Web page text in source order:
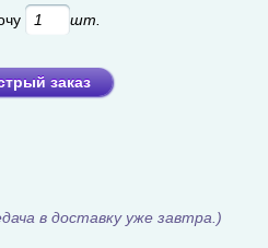
шт.
заказ
в доставку уже завтра.)